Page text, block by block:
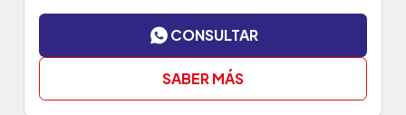
CONSULTAR
SABER MÁS